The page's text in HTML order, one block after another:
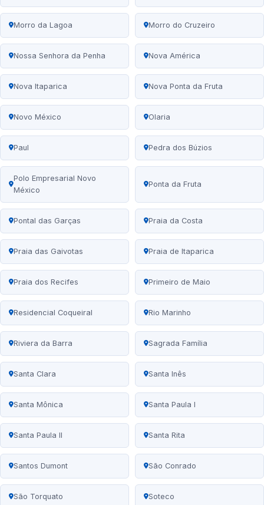
Morro da Lagoa Morro do Cruzeiro
Nossa Senhora da Penha Nova América
Nova Itaparica Nova Ponta da Fruta
Novo México Olaria
Paul Pedra dos Búzios
Polo Empresarial Novo
México
Ponta da Fruta
Pontal das Garças Praia da Costa
Praia das Gaivotas Praia de Itaparica
Praia dos Recifes Primeiro de Maio
Residencial Coqueiral Rio Marinho
Riviera da Barra Sagrada Família
Santa Clara Santa Inês
Santa Mônica Santa Paula I
Santa Paula II Santa Rita
Santos Dumont São Conrado
São Torquato Soteco